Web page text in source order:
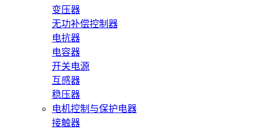
变压器
无功补偿控制器
电抗器
电容器
开关电源
互感器
稳压器
电机控制与保护电器
接触器